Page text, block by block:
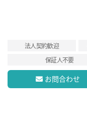
法人契約歓迎
保証人不要
お問合わせ